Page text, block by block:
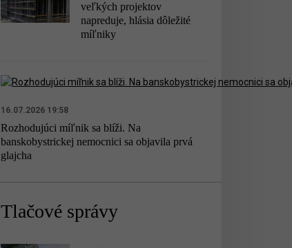
veľkých projektov
napreduje, hlásia dôležité
míľniky
16.07.2026 19:58
Rozhodujúci míľnik sa blíži. Na
banskobystrickej nemocnici sa objavila prvá
glajcha
Tlačové správy